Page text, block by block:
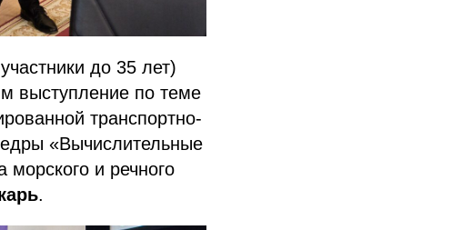
до 35 лет)
выступление по теме
транспортно-
«Вычислительные
морского и речного
.